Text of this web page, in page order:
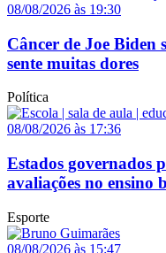
08/08/2026 às 19:30
Câncer de Joe Biden
sente muitas dores
Política
08/08/2026 às 17:36
Estados governados
avaliações no ensino
Esporte
08/08/2026 às 15:47